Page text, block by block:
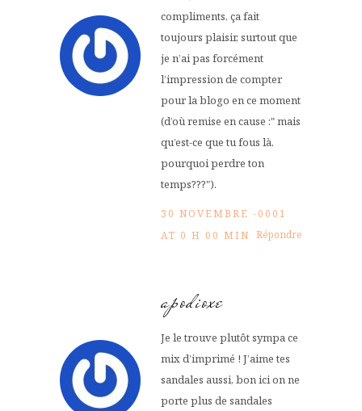
compliments, ça fait
toujours plaisir, surtout que
je n’ai pas forcément
l’impression de compter
pour la blogo en ce moment
(d’où remise en cause :" mais
qu’est-ce que tu fous là,
pourquoi perdre ton
temps???").
30 NOVEMBRE -0001
AT 0 H 00 MIN Répondre
apodioxe
Je le trouve plutôt sympa ce
mix d’imprimé ! J’aime tes
sandales aussi, bon ici on ne
porte plus de sandales